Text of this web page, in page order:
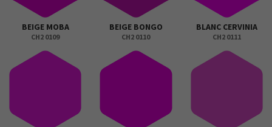
BEIGE MOBA
CH2 0109
BEIGE BONGO
CH2 0110
BLANC CERVINIA
CH2 0111